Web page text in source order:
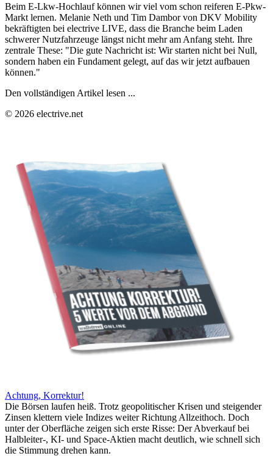
Beim E-Lkw-Hochlauf können wir viel vom schon reiferen E-Pkw-
Markt lernen. Melanie Neth und Tim Dambor von DKV Mobility
bekräftigten bei electrive LIVE, dass die Branche beim Laden
schwerer Nutzfahrzeuge längst nicht mehr am Anfang steht. Ihre
zentrale These: "Die gute Nachricht ist: Wir starten nicht bei Null,
sondern haben ein Fundament gelegt, auf das wir jetzt aufbauen
können."
Den vollständigen Artikel lesen ...
© 2026 electrive.net
Achtung, Korrektur!
Die Börsen laufen heiß. Trotz geopolitischer Krisen und steigender
Zinsen klettern viele Indizes weiter Richtung Allzeithoch. Doch
unter der Oberfläche zeigen sich erste Risse: Der Abverkauf bei
Halbleiter-, KI- und Space-Aktien macht deutlich, wie schnell sich
die Stimmung drehen kann.